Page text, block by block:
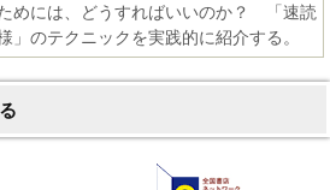
めには、どうすればいいのか？ 「速読
」のテクニックを実践的に紹介する。